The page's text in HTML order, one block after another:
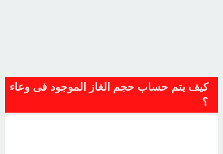
كيف يتم حساب حجم الغاز الموجود فى وعاء
؟